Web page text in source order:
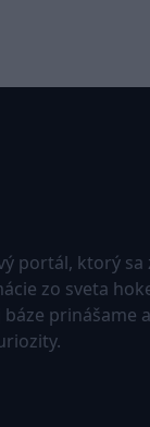
portál, ktorý sa
zo sveta
prinášame